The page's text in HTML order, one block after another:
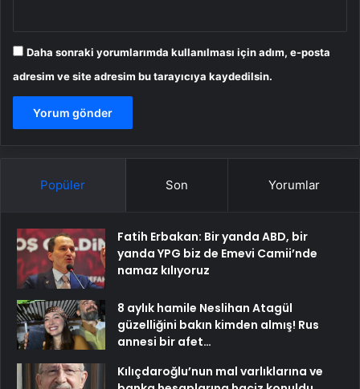
Daha sonraki yorumlarımda kullanılması için adım, e-posta
adresim ve site adresim bu tarayıcıya kaydedilsin.
Popüler Son Yorumlar
Fatih Erbakan: Bir yanda ABD, bir
yanda YPG biz de Emevi Camii’nde
namaz kılıyoruz
8 aylık hamile Neslihan Atagül
güzelliğini bakın kimden almış! Rus
annesi bir afet…
Kılıçdaroğlu’nun mal varlıklarına ve